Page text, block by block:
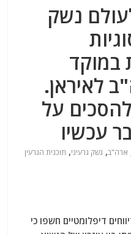
נשק
במוקד
לאיראן.
על
ארה"ב, נשק גרעיני, תוכנית הגרעין
דיפלומטיים חשפו כי